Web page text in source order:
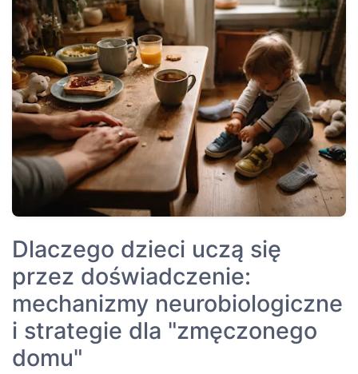
Dlaczego dzieci uczą się
przez doświadczenie:
mechanizmy neurobiologiczne
i strategie dla "zmęczonego
domu"